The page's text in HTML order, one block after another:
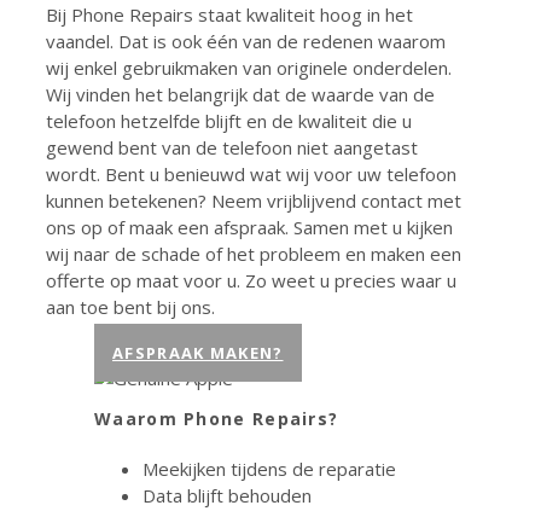
Bij Phone Repairs staat kwaliteit hoog in het
vaandel. Dat is ook één van de redenen waarom
wij enkel gebruikmaken van originele onderdelen.
Wij vinden het belangrijk dat de waarde van de
telefoon hetzelfde blijft en de kwaliteit die u
gewend bent van de telefoon niet aangetast
wordt. Bent u benieuwd wat wij voor uw telefoon
kunnen betekenen? Neem vrijblijvend contact met
ons op of maak een afspraak. Samen met u kijken
wij naar de schade of het probleem en maken een
offerte op maat voor u. Zo weet u precies waar u
aan toe bent bij ons.
AFSPRAAK MAKEN?
Waarom Phone Repairs?
Meekijken tijdens de reparatie
Data blijft behouden